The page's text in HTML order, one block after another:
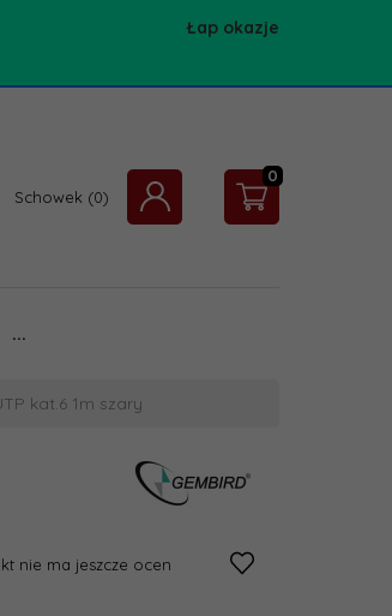
Łap okazje
Schowek
0
...
kat.6 1m szary
nie ma jeszcze ocen